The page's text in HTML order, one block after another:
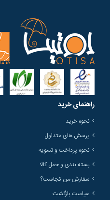
راهنمای خرید
نحوه خرید
پرسش های متداول
نحوه پرداخت و تسویه
بسته بندی و حمل کالا
سفارش من کجاست؟
سیاست بازگشت